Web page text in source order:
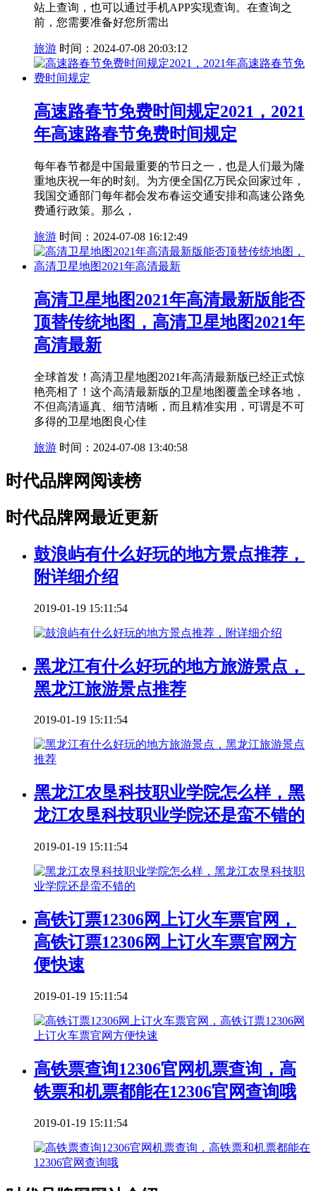
站上查询，也可以通过手机APP实现查询。在查询之
前，您需要准备好您所需出
旅游 时间：2024-07-08 20:03:12
高速路春节免费时间规定2021，2021
年高速路春节免费时间规定
每年春节都是中国最重要的节日之一，也是人们最为隆
重地庆祝一年的时刻。为方便全国亿万民众回家过年，
我国交通部门每年都会发布春运交通安排和高速公路免
费通行政策。那么，
旅游 时间：2024-07-08 16:12:49
高清卫星地图2021年高清最新版能否
顶替传统地图，高清卫星地图2021年
高清最新
全球首发！高清卫星地图2021年高清最新版已经正式惊
艳亮相了！这个高清最新版的卫星地图覆盖全球各地，
不但高清逼真、细节清晰，而且精准实用，可谓是不可
多得的卫星地图良心佳
旅游 时间：2024-07-08 13:40:58
时代品牌网阅读榜
时代品牌网最近更新
鼓浪屿有什么好玩的地方景点推荐，
附详细介绍
2019-01-19 15:11:54
黑龙江有什么好玩的地方旅游景点，
黑龙江旅游景点推荐
2019-01-19 15:11:54
黑龙江农垦科技职业学院怎么样，黑
龙江农垦科技职业学院还是蛮不错的
2019-01-19 15:11:54
高铁订票12306网上订火车票官网，
高铁订票12306网上订火车票官网方
便快速
2019-01-19 15:11:54
高铁票查询12306官网机票查询，高
铁票和机票都能在12306官网查询哦
2019-01-19 15:11:54